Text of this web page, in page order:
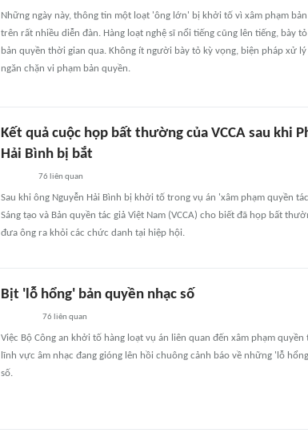
Những ngày này, thông tin một loạt 'ông lớn' bị khởi tố vì xâm phạm
trên rất nhiều diễn đàn. Hàng loạt nghệ sĩ nổi tiếng cũng lên tiếng, bày
bản quyền thời gian qua. Không ít người bày tỏ kỳ vọng, biện pháp xử
ngăn chặn vi phạm bản quyền.
Kết quả cuộc họp bất thường của VCCA sau khi
Hải Bình bị bắt
76 liên quan
Sau khi ông Nguyễn Hải Bình bị khởi tố trong vụ án 'xâm phạm quyền
Sáng tạo và Bản quyền tác giả Việt Nam (VCCA) cho biết đã họp bất
đưa ông ra khỏi các chức danh tại hiệp hội.
Bịt 'lỗ hổng' bản quyền nhạc số
76 liên quan
Việc Bộ Công an khởi tố hàng loạt vụ án liên quan đến xâm phạm
lĩnh vực âm nhạc đang gióng lên hồi chuông cảnh báo về những 'lỗ
số.